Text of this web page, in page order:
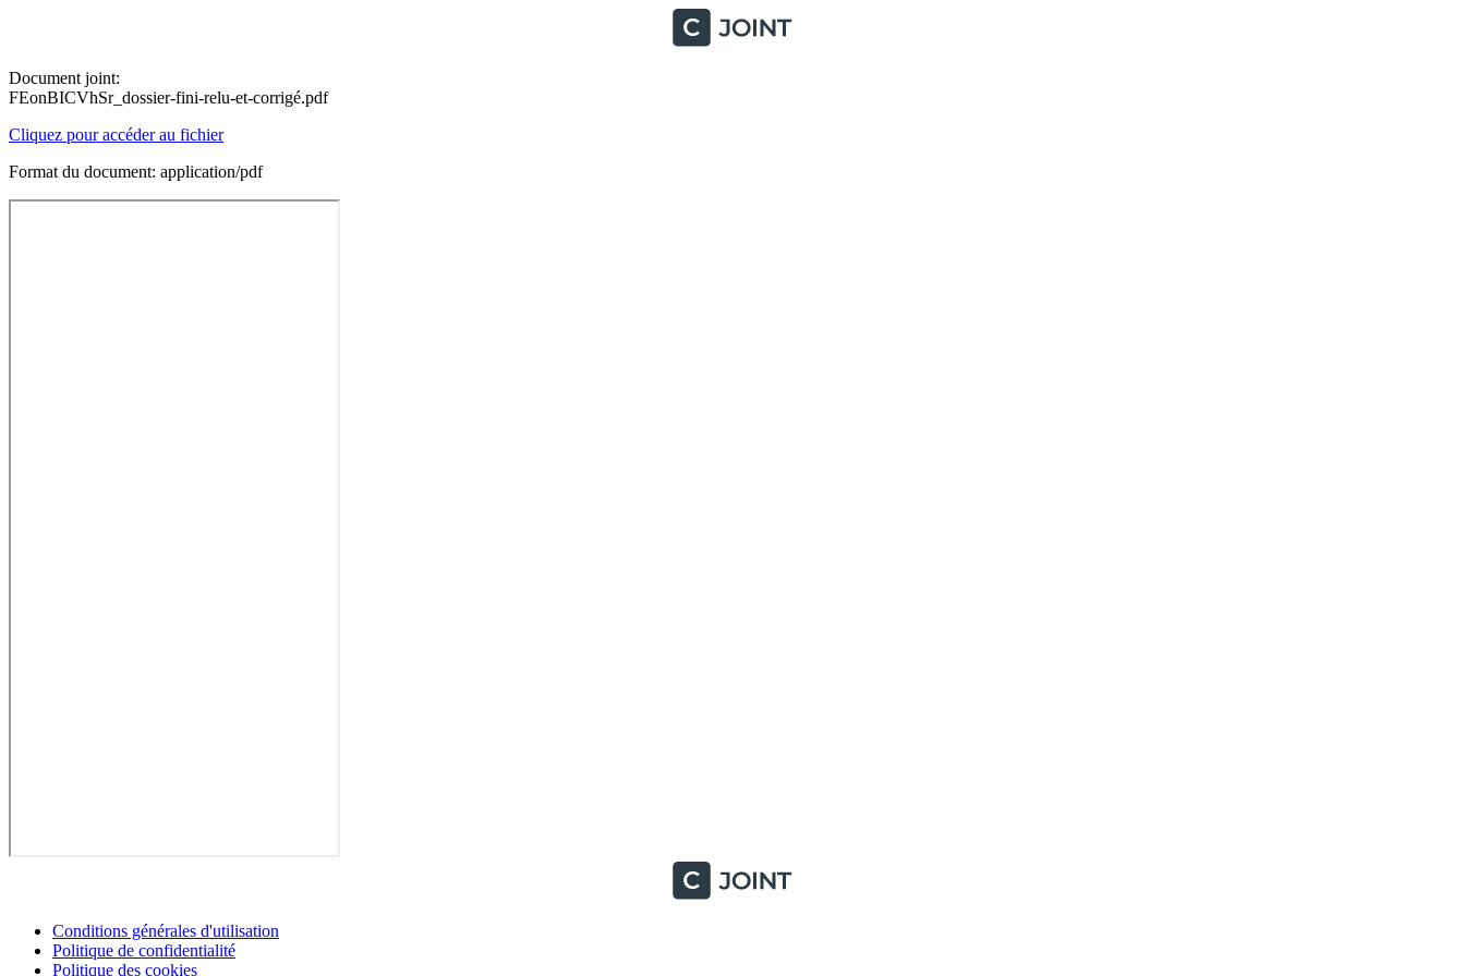
Document joint:
FEonBICVhSr_dossier-fini-relu-et-corrigé.pdf
Cliquez pour accéder au fichier
Format du document: application/pdf
Conditions générales d'utilisation
Politique de confidentialité
Politique des cookies